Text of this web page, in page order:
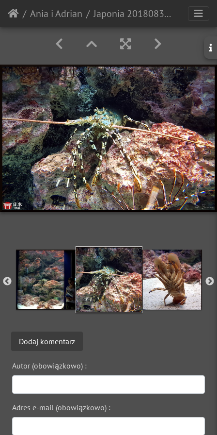
Ania i Adrian Japonia 20180830 160513
Dodaj komentarz
Autor (obowiązkowo) :
Adres e-mail (obowiązkowo) :